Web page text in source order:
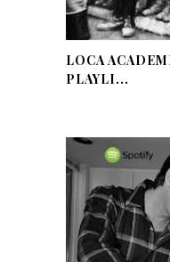
LOCA
PLAYLI...